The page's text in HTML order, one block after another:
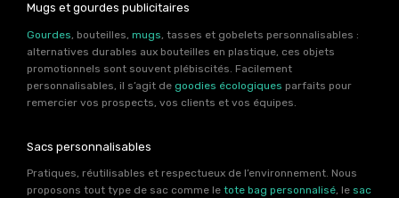
Mugs et gourdes publicitaires
Gourdes , bouteilles, mugs , tasses et gobelets personnalisables :
alternatives durables aux bouteilles en plastique, ces objets
promotionnels sont souvent plébiscités. Facilement
personnalisables, il s’agit de goodies écologiques parfaits pour
remercier vos prospects, vos clients et vos équipes.
Sacs personnalisables
Pratiques, réutilisables et respectueux de l’environnement. Nous
proposons tout type de sac comme le tote bag personnalisé, le sac